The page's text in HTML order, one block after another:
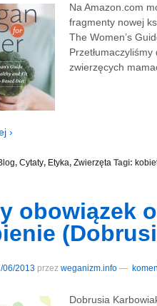
Na Amazon.com
fragmenty nowej
The Women’s
zwierzęcych
›
, Cytaty, Etyka, Zwierzęta Tagi:
obowiązek
06/2013 przez weganizm.info —
Dobrusia